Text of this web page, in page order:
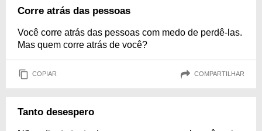
Corre atrás das pessoas
Você corre atrás das pessoas com medo de perdê-las.
Mas quem corre atrás de você?
COPIAR COMPARTILHAR
Tanto desespero